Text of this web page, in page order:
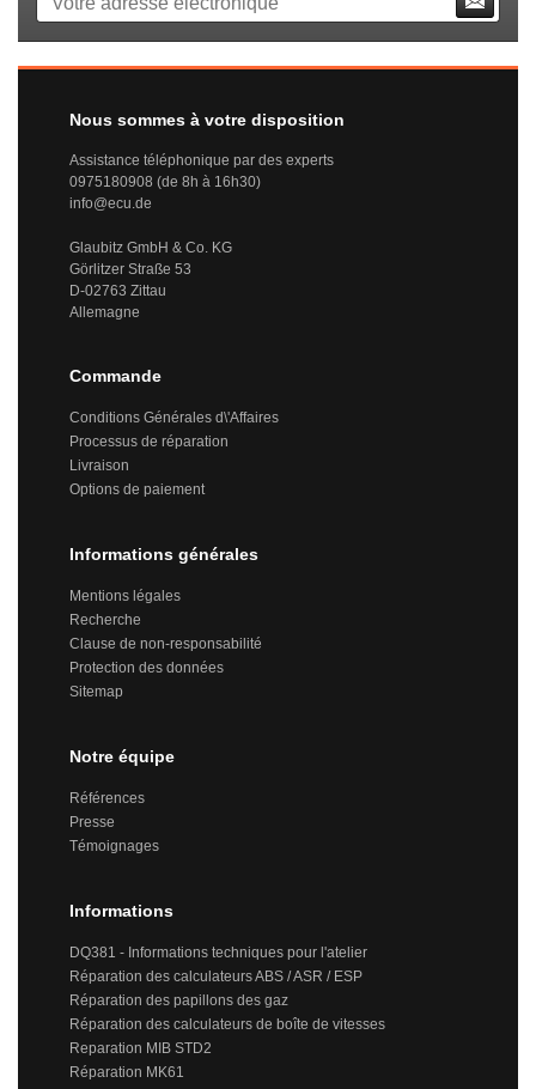
Nous sommes à votre disposition
Assistance téléphonique par des experts
0975180908 (de 8h à 16h30)
info@ecu.de
Glaubitz GmbH & Co. KG
Görlitzer Straße 53
D-02763 Zittau
Allemagne
Commande
Conditions Générales d\'Affaires
Processus de réparation
Livraison
Options de paiement
Informations générales
Mentions légales
Recherche
Clause de non-responsabilité
Protection des données
Sitemap
Notre équipe
Références
Presse
Témoignages
Informations
DQ381 - Informations techniques pour l'atelier
Réparation des calculateurs ABS / ASR / ESP
Réparation des papillons des gaz
Réparation des calculateurs de boîte de vitesses
Reparation MIB STD2
Réparation MK61